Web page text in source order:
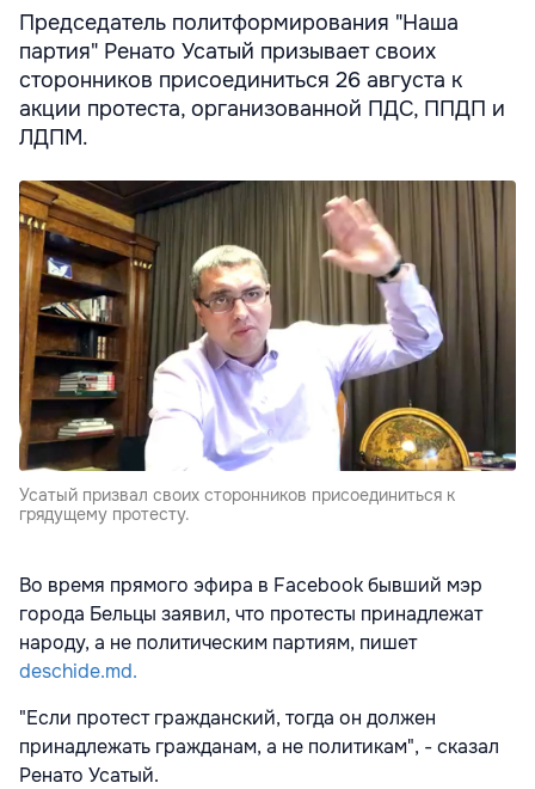
Председатель политформирования "Наша
партия" Ренато Усатый призывает своих
сторонников присоединиться 26 августа к
акции протеста, организованной ПДС, ППДП и
ЛДПМ.
Усатый призвал своих сторонников присоединиться к
грядущему протесту.
Во время прямого эфира в Facebook бывший мэр
города Бельцы заявил, что протесты принадлежат
народу, а не политическим партиям, пишет
deschide.md.
"Если протест гражданский, тогда он должен
принадлежать гражданам, а не политикам", - сказал
Ренато Усатый.